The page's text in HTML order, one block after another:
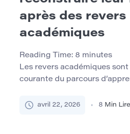
après des revers
académiques
Reading Time: 8 minutes
Les revers académiques
courante du parcours
important, recevoir des
avril 22, 2026 8 Min Lire